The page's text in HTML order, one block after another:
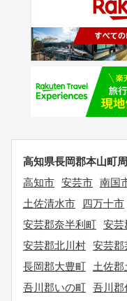
高知県長岡郡本山町
高知市 安芸市 南国
土佐清水市
四万十市
安芸郡奈半利町 安芸
安芸郡北川村 安芸郡
長岡郡大豊町
土佐
吾川郡いの町 吾川郡